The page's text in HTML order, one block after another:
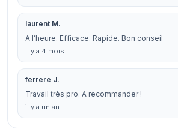
laurent M.
A l’heure. Efficace. Rapide. Bon conseil
il y a 4 mois
ferrere J.
Travail très pro. A recommander !
il y a un an